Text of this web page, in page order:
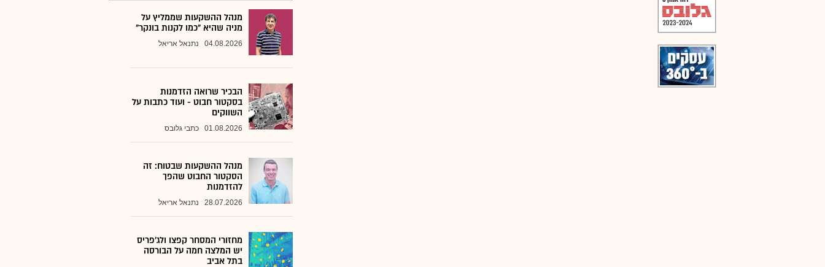
מנהל ההשקעות שממליץ על
מניה שהיא "כמו לקנות בונקר"
04.08.2026 נתנאל אריאל
הבכיר שרואה הזדמנות
בסקטור חבוט - ועוד כתבות על
השווקים
01.08.2026 כתבי גלובס
מנהל ההשקעות שבטוח: זה
הסקטור החבוט שהפך
להזדמנות
28.07.2026 נתנאל אריאל
מחזורי המסחר קפצו ולג'פריס
יש המלצה חמה על הבורסה
בתל אביב